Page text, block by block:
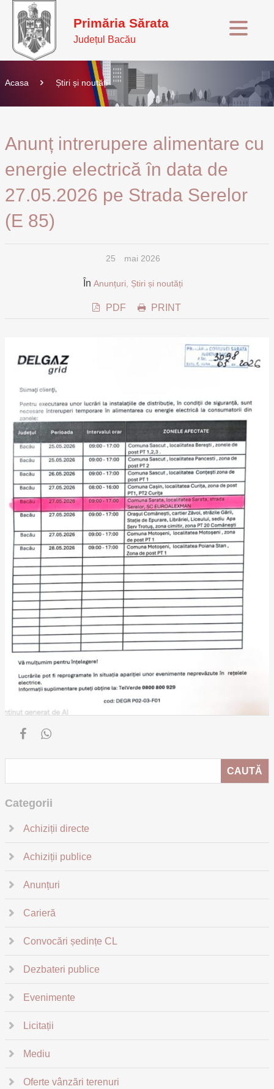
Primăria Sărata
Județul Bacău
Acasa Știri și noutăți
Anunț intrerupere alimentare cu
energie electrică în data de
27.05.2026 pe Strada Serelor
(E 85)
25 mai 2026
În Anunțuri Știri și noutăți
PDF PRINT
Categorii
Achiziții directe
Achiziții publice
Anunțuri
Carieră
Convocări ședințe CL
Dezbateri publice
Evenimente
Licitații
Mediu
Oferte vânzări terenuri